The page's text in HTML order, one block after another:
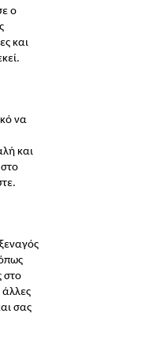
ο
και
να
και
στο
άλλες
σας